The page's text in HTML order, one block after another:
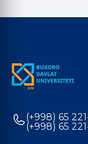
(+998) 65
(+998) 65